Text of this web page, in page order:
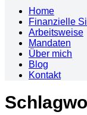
Home
Finanzielle
Arbeitsweise
Mandaten
Über mich
Blog
Kontakt